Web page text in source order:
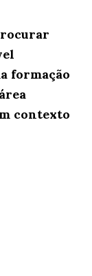
formação
contexto